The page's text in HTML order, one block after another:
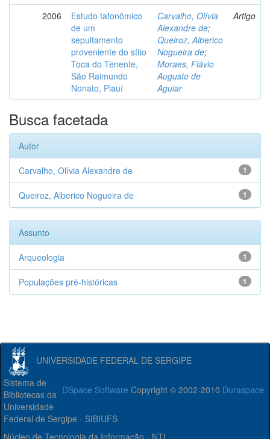
2006
Estudo tafonômico
de um
sepultamento
proveniente do sítio
Toca do Tenente,
São Raimundo
Nonato, Piauí
Carvalho, Olívia
Alexandre de;
Queiroz, Alberico
Nogueira de;
Moraes, Flávio
Augusto de
Aguiar
Artigo
Busca facetada
Autor
1
Carvalho, Olívia Alexandre de
1
Queiroz, Alberico Nogueira de
Assunto
1
Arqueologia
1
Populações pré-históricas
UNIVERSIDADE FEDERAL DE SERGIPE
DSpace Software Copyright © 2002-2010 Duraspace
Sistema de
Bibliotecas da
Universidade
Federal de Sergipe - SIBIUFS
Núcleo de Tecnologia da Informação - NTI